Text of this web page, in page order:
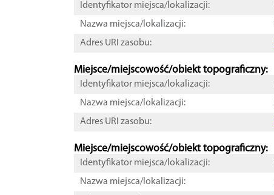
Identyfikator miejsca/lokalizacji:
Nazwa miejsca/lokalizacji:
Adres URI zasobu:
Miejsce/miejscowość/obiekt topograficzny:
Identyfikator miejsca/lokalizacji:
Nazwa miejsca/lokalizacji:
Adres URI zasobu:
Miejsce/miejscowość/obiekt topograficzny:
Identyfikator miejsca/lokalizacji:
Nazwa miejsca/lokalizacji: